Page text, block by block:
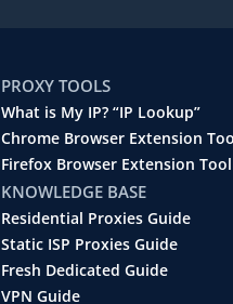
PROXY TOOLS
What is My IP? “IP Lookup”
Chrome Browser Extension
Firefox Browser Extension Tool
KNOWLEDGE BASE
Residential Proxies Guide
Static ISP Proxies Guide
Fresh Dedicated Guide
VPN Guide